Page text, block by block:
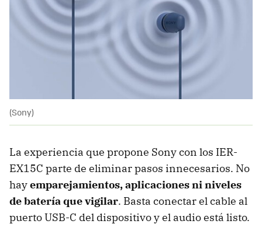
(Sony)
La experiencia que propone Sony con los IER-
EX15C parte de eliminar pasos innecesarios. No
hayemparejamientos, aplicaciones ni niveles
de batería que vigilar. Basta conectar el cable al
puerto USB-C del dispositivo y el audio está listo.